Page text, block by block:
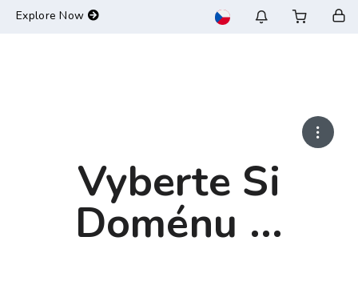
Explore Now
Vyberte Si
Doménu ...